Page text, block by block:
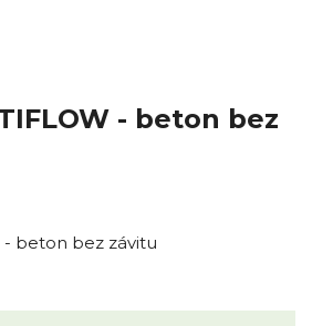
- beton bez
- beton bez závitu